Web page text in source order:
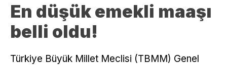
En düşük emekli maaşı
belli oldu!
Türkiye Büyük Millet Meclisi (TBMM) Genel